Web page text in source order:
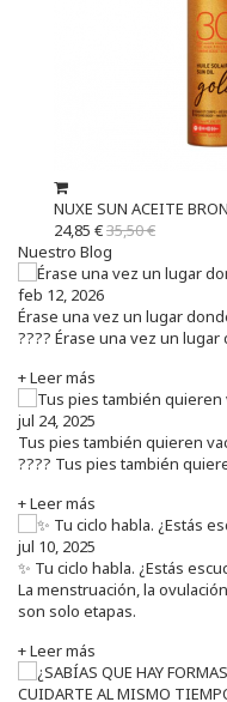
NUXE SUN ACEITE
24,85 €35,50 €
Nuestro Blog
feb 12, 2026
Érase una vez un lugar
???? Érase una vez un
+ Leer más
jul 24, 2025
Tus pies también quieren
???? Tus pies también
+ Leer más
jul 10, 2025
✨ Tu ciclo habla. ¿Estás
La menstruación, la
son solo etapas.
+ Leer más